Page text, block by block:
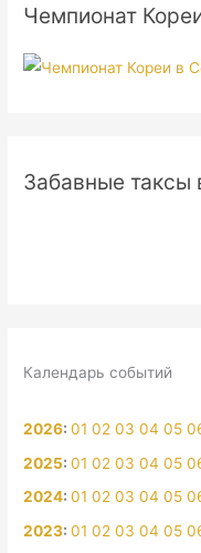
Чемпионат
Забавные таксы
Календарь событий
2026:01 02 03 04 05
2025:01 02 03 04 05
2024:01 02 03 04 05
2023:01 02 03 04 05